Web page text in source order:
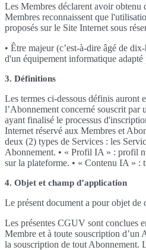
Les Membres déclarent avoir obtenu
Membres reconnaissent que
proposés sur le Site Internet sous
• Être majeur (c’est-à-dire âgé de
d'un équipement informatique
3. Définitions
Les termes ci-dessous définis auront
l’Abonnement concerné souscrit par
ayant finalisé le processus
Internet réservé aux Membres et
deux (2) types de Services : les
Abonnement. • « Profil IA » : profil
sur la plateforme. • « Contenu IA » :
4. Objet et champ d’application
Le présent document a pour objet de
Les présentes CGUV sont conclues
Membre et à toute souscription d’un
la souscription de tout Abonnement.